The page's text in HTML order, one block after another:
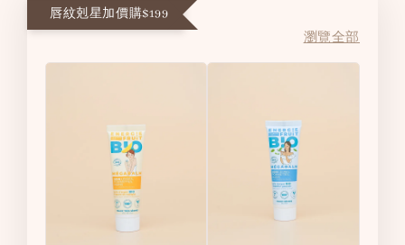
唇紋剋星加價購$199
瀏覽全部